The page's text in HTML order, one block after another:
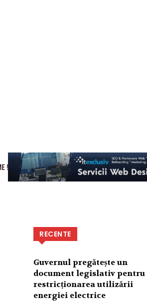
RECENTE
Guvernul pregătește un
document legislativ pentru
restricționarea utilizării
energiei electrice